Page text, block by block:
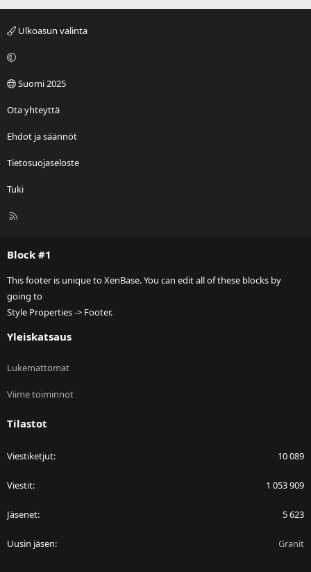
Ulkoasun valinta
Suomi 2025
Ota yhteyttä
Ehdot ja säännöt
Tietosuojaseloste
Tuki
R
Block #1
This footer is unique to XenBase. You can edit all of these blocks by
going to
Style Properties -> Footer.
Yleiskatsaus
Lukemattomat
Viime toiminnot
Tilastot
Viestiketjut 10 089
Viestit 1 053 909
Jäsenet 5 623
Uusin jäsen Granit